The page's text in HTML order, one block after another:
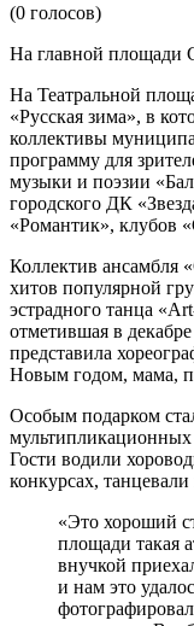
(0 голосов)
На главной площади
На Театральной
«Русская зима», в
коллективы
программу для
музыки и поэзии
городского ДК
«Романтик», клубов
Коллектив ансамбля
хитов популярной
эстрадного танца «Art
отметившая в
представила
Новым годом, мама,
Особым подарком
мультипликационных
Гости водили
конкурсах,
«Это хороший
площади такая
внучкой
и нам это